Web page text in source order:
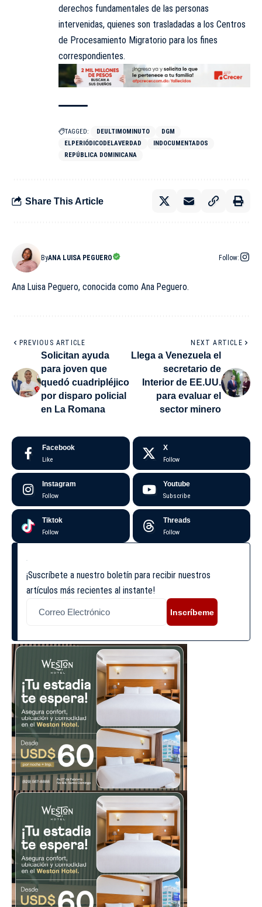
derechos fundamentales de las personas
intervenidas, quienes son trasladadas a los Centros
de Procesamiento Migratorio para los fines
correspondientes.
TAGGED: DEULTIMOMINUTO
DGM
ELPERIÓDICODELAVERDAD
INDOCUMENTADOS
REPÚBLICA DOMINICANA
Share This Article
ByANA LUISA PEGUERO Follow:
Ana Luisa Peguero, conocida como Ana Peguero.
PREVIOUS ARTICLE
Solicitan ayuda
para joven que
quedó cuadripléjico
por disparo policial
en La Romana
NEXT ARTICLE
Llega a Venezuela el
secretario de
Interior de EE.UU.
para evaluar el
sector minero
Facebook
Like
X
Follow
Instagram
Follow
Youtube
Subscribe
Tiktok
Follow
Threads
Follow
¡Suscríbete a nuestro boletín para recibir nuestros
artículos más recientes al instante!
Inscríbeme